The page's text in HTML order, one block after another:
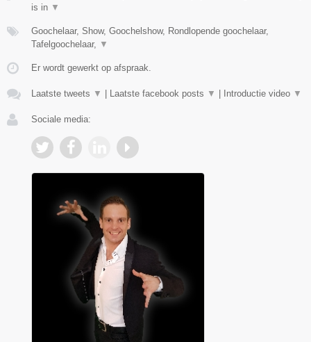
is in ▼
Goochelaar, Show, Goochelshow, Rondlopende goochelaar,
Tafelgoochelaar, ▼
Er wordt gewerkt op afspraak.
Laatste tweets ▼ Laatste facebook posts ▼ Introductie video ▼
Sociale media: